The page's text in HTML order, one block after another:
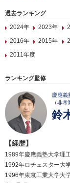
過去ランキング
2024年
2023年
2016年
2015年
2011年度
ランキング監修
慶應義
（非常
鈴
【経歴】
1989年慶應義塾大学理
1992年ロチェスター大
1996年東京工業大学大